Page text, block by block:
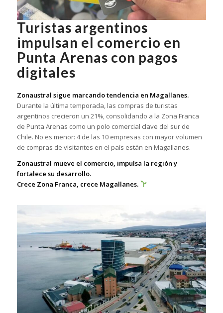
Turistas argentinos
impulsan el comercio en
Punta Arenas con pagos
digitales
Zonaustral sigue marcando tendencia en Magallanes.
Durante la última temporada, las compras de turistas
argentinos crecieron un 21%, consolidando a la Zona Franca
de Punta Arenas como un polo comercial clave del sur de
Chile. No es menor: 4 de las 10 empresas con mayor volumen
de compras de visitantes en el país están en Magallanes.
Zonaustral mueve el comercio, impulsa la región y
fortalece su desarrollo.
Crece Zona Franca, crece Magallanes.